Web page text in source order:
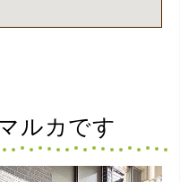
ルカです